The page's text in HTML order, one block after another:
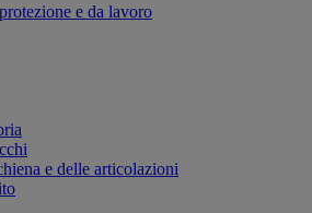
e da lavoro
e delle articolazioni